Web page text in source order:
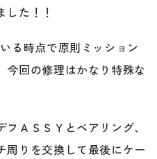
した！！
る時点で原則ミッション
今回の修理はかなり特殊な
ＡＳＳＹとベアリング、
周りを交換して最後にケー